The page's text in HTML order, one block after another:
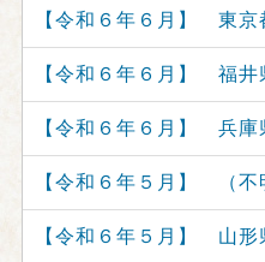
【令和６年６月】 東
【令和６年６月】 福
【令和６年６月】 兵
【令和６年５月】 （
【令和６年５月】 山